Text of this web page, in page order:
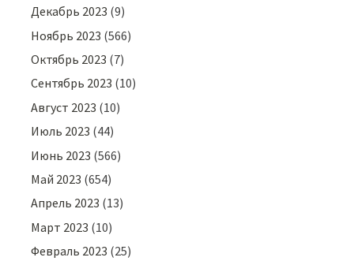
Декабрь 2023 (9)
Ноябрь 2023 (566)
Октябрь 2023 (7)
Сентябрь 2023 (10)
Август 2023 (10)
Июль 2023 (44)
Июнь 2023 (566)
Май 2023 (654)
Апрель 2023 (13)
Март 2023 (10)
Февраль 2023 (25)